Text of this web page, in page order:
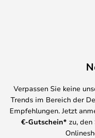
Verpassen Sie keine
Trends im Bereich der
Empfehlungen. Jetzt
€-Gutschein* zu,